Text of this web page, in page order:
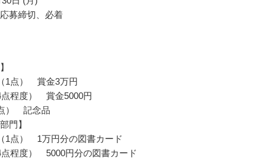
募締切、必着
1点） 賞金3万円
点程度） 賞金5000円
） 記念品
門】
1点） 1万円分の図書カード
点程度） 5000円分の図書カード